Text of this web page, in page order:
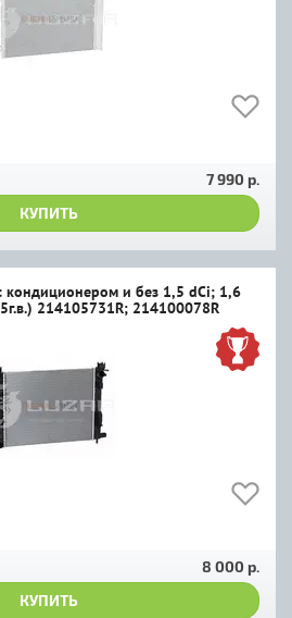
7 990 р.
КУПИТЬ
кондиционером и без 1,5 dCi; 1,6
214105731R; 214100078R
8 000 р.
КУПИТЬ